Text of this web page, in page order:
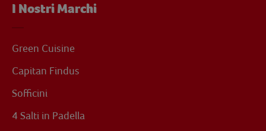
I Nostri Marchi
Green Cuisine
Capitan Findus
Sofficini
4 Salti in Padella